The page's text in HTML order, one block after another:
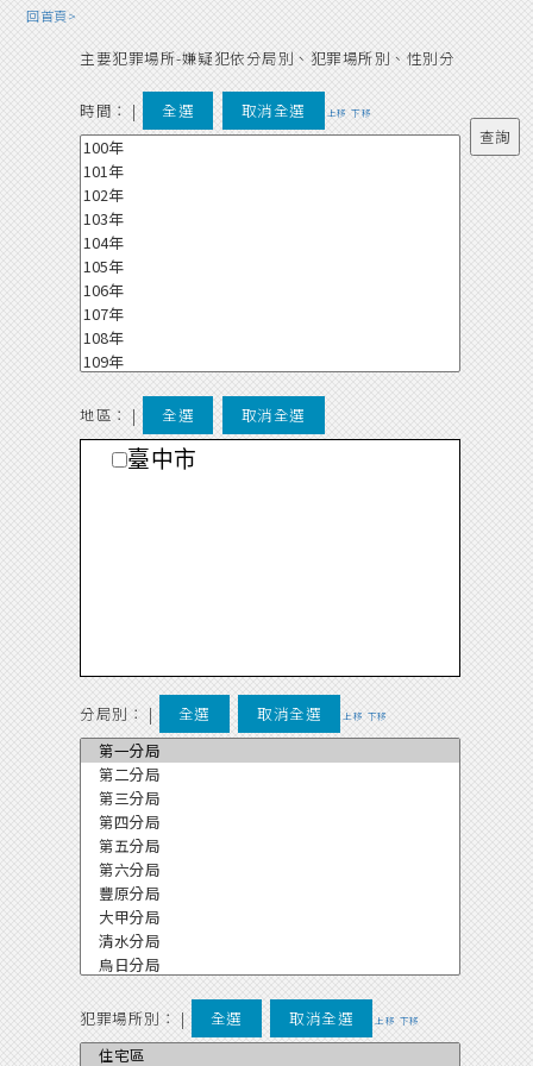
回首頁>
主要犯罪場所-嫌疑犯依分局別、犯罪場所別、性別分
時間： | 全選 取消全選 上移 下移
地區： | 全選 取消全選
臺中市
分局別： | 全選 取消全選 上移 下移
犯罪場所別： | 全選 取消全選 上移 下移